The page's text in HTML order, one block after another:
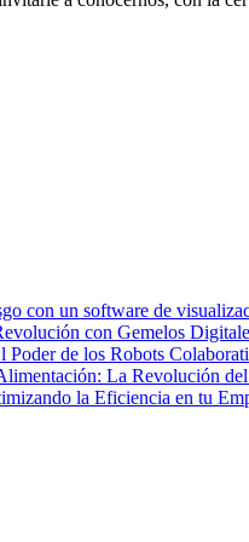
con un software de
con Gemelos
de los Robots
La Revolución
la Eficiencia en tu